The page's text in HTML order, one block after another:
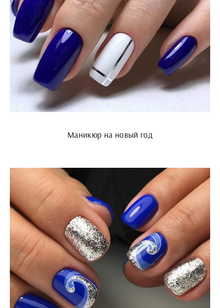
Маникюр на новый год